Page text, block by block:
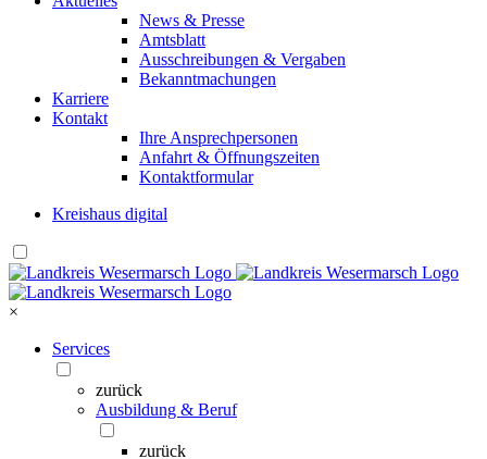
News & Presse
Amtsblatt
Ausschreibungen & Vergaben
Bekanntmachungen
Karriere
Kontakt
Ihre Ansprechpersonen
Anfahrt & Öffnungszeiten
Kontaktformular
Kreishaus digital
×
Services
zurück
Ausbildung & Beruf
zurück